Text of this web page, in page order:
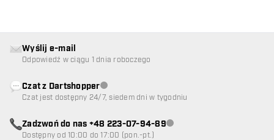
Wyślij e-mail
Odpowiedź w ciągu 1 dnia roboczego
Czat z DartshopperObsługa klienta niedostępna
Czat jest dostępny 24/7, siedem dni w tygodniu
Zadzwoń do nas +48 223-07-94-89Obsługa klienta niedostępna
Dostępny od 10:00 do 17:00 (pon.-pt.)